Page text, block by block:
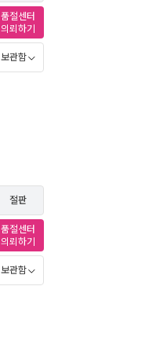
품절센터
의뢰하기
보관함
절판
품절센터
의뢰하기
보관함